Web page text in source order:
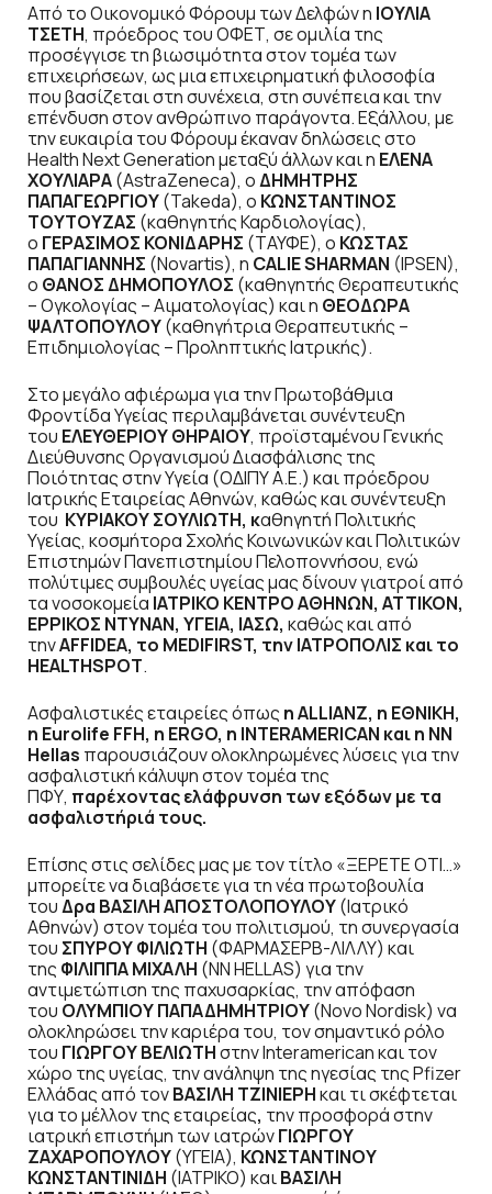
Από το Οικονομικό Φόρουμ των Δελφών η ΙΟΥΛΙΑ
ΤΣΕΤΗ, πρόεδρος του ΟΦΕΤ, σε ομιλία της
προσέγγισε τη βιωσιμότητα στον τομέα των
επιχειρήσεων, ως μια επιχειρηματική φιλοσοφία
που βασίζεται στη συνέχεια, στη συνέπεια και την
επένδυση στον ανθρώπινο παράγοντα. Εξάλλου, με
την ευκαιρία του Φόρουμ έκαναν δηλώσεις στο
Health Next Generation μεταξύ άλλων και η ΕΛΕΝΑ
ΧΟΥΛΙΑΡΑ(AstraZeneca), οΔΗΜΗΤΡΗΣ
ΠΑΠΑΓΕΩΡΓΙΟΥ(Takeda), ο ΚΩΝΣΤΑΝΤΙΝΟΣ
ΤΟΥΤΟΥΖΑΣ (καθηγητής Καρδιολογίας),
ο ΓΕΡΑΣΙΜΟΣ ΚΟΝΙΔΑΡΗΣ (ΤΑΥΦΕ), ο ΚΩΣΤΑΣ
ΠΑΠΑΓΙΑΝΝΗΣ (Novartis), η CALIE SHARMAN (IPSEN),
ο ΘΑΝΟΣ ΔΗΜΟΠΟΥΛΟΣ (καθηγητής Θεραπευτικής
– Ογκολογίας – Αιματολογίας) και η ΘΕΟΔΩΡΑ
ΨΑΛΤΟΠΟΥΛΟΥ(καθηγήτρια Θεραπευτικής –
Επιδημιολογίας – Προληπτικής Ιατρικής).
Στο μεγάλο αφιέρωμα για την Πρωτοβάθμια
Φροντίδα Υγείας περιλαμβάνεται συνέντευξη
του ΕΛΕΥΘΕΡΙΟΥ ΘΗΡΑΙΟΥ, προϊσταμένου Γενικής
Διεύθυνσης Οργανισμού Διασφάλισης της
Ποιότητας στην Υγεία (ΟΔΙΠΥ Α.Ε.) και πρόεδρου
Ιατρικής Εταιρείας Αθηνών, καθώς και συνέντευξη
του ΚΥΡΙΑΚΟΥ ΣΟΥΛΙΩΤΗ, καθηγητή Πολιτικής
Υγείας, κοσμήτορα Σχολής Κοινωνικών και Πολιτικών
Επιστημών Πανεπιστημίου Πελοποννήσου, ενώ
πολύτιμες συμβουλές υγείας μας δίνουν γιατροί από
τα νοσοκομεία ΙΑΤΡΙΚΟ ΚΕΝΤΡΟ ΑΘΗΝΩΝ, ΑΤΤΙΚΟΝ,
ΕΡΡΙΚΟΣ ΝΤΥΝΑΝ, ΥΓΕΙΑ, ΙΑΣΩ, καθώς και από
τηνAFFIDEA, το MEDIFIRST, την ΙΑΤΡΟΠΟΛΙΣ και το
HEALTHSPOT.
Ασφαλιστικές εταιρείες όπως η ALLIANZ, η ΕΘΝΙΚΗ,
η Eurolife FFH, η ERGO, η INTERAMERICAN και η NN
Hellas παρουσιάζουν ολοκληρωμένες λύσεις για την
ασφαλιστική κάλυψη στον τομέα της
ΠΦΥ, παρέχοντας ελάφρυνση των εξόδων με τα
ασφαλιστήριά τους.
Επίσης στις σελίδες μας με τον τίτλο «ΞΕΡΕΤΕ ΟΤΙ…»
μπορείτε να διαβάσετε για τη νέα πρωτοβουλία
τουΔρα ΒΑΣΙΛΗ ΑΠΟΣΤΟΛΟΠΟΥΛΟΥ(Ιατρικό
Αθηνών) στον τομέα του πολιτισμού, τη συνεργασία
του ΣΠΥΡΟΥ ΦΙΛΙΩΤΗ (ΦΑΡΜΑΣΕΡΒ-ΛΙΛΛΥ) και
της ΦΙΛΙΠΠΑ ΜΙΧΑΛΗ (NN HELLAS) για την
αντιμετώπιση της παχυσαρκίας, την απόφαση
του ΟΛΥΜΠΙΟΥ ΠΑΠΑΔΗΜΗΤΡΙΟΥ(Novo Nordisk) να
ολοκληρώσει την καριέρα του, τον σημαντικό ρόλο
του ΓΙΩΡΓΟΥ ΒΕΛΙΩΤΗστην Interamerican και τον
χώρο της υγείας, την ανάληψη της ηγεσίας της Pfizer
Ελλάδας από τονΒΑΣΙΛΗ ΤΖΙΝΙΕΡΗκαι τι σκέφτεται
για το μέλλον της εταιρείας, την προσφορά στην
ιατρική επιστήμη των ιατρώνΓΙΩΡΓΟΥ
ΖΑΧΑΡΟΠΟΥΛΟΥ(ΥΓΕΙΑ), ΚΩΝΣΤΑΝΤΙΝΟΥ
ΚΩΝΣΤΑΝΤΙΝΙΔΗ (ΙΑΤΡΙΚΟ) καιΒΑΣΙΛΗ